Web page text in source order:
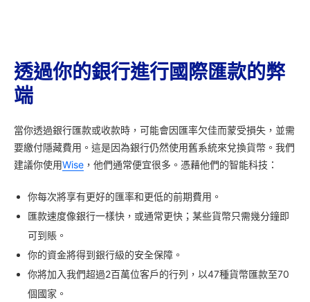
透過你的銀行進行國際匯款的弊
端
當你透過銀行匯款或收款時，可能會因匯率欠佳而蒙受損失，並需
要繳付隱藏費用。這是因為銀行仍然使用舊系統來兌換貨幣。我們
建議你使用Wise ，他們通常便宜很多。憑藉他們的智能科技：
你每次將享有更好的匯率和更低的前期費用。
匯款速度像銀行一樣快，或通常更快；某些貨幣只需幾分鐘即
可到賬。
你的資金將得到銀行級的安全保障。
你將加入我們超過2百萬位客戶的行列，以47種貨幣匯款至70
個國家。